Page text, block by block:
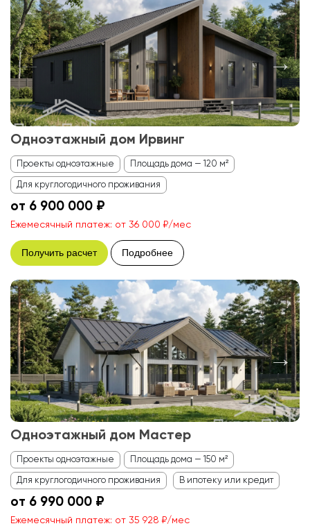
Одноэтажный дом Ирвинг
Проекты одноэтажные Площадь дома — 120 м²
Для круглогодичного проживания
от 6 900 000 ₽
Ежемесячный платеж: от 36 000 ₽/мес
Получить расчет Подробнее
Одноэтажный дом Мастер
Проекты одноэтажные Площадь дома — 150 м²
Для круглогодичного проживания В ипотеку или кредит
от 6 990 000 ₽
Ежемесячный платеж: от 35 928 ₽/мес